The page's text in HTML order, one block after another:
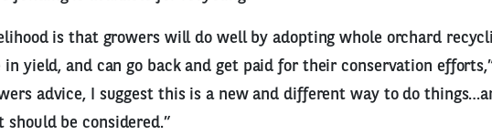
is that growers will do well by adopting whole orchard
in yield, and can go back and get paid for their conservation efforts,”
advice, I suggest this is a new and different way to do
should be considered.”